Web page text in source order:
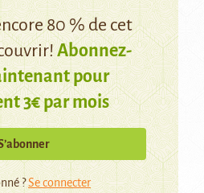
80 % de cet
Abonnez-
pour
3€ par mois
?Se connecter